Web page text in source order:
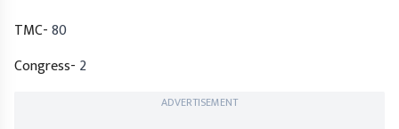
TMC-80
Congress- 2
ADVERTISEMENT